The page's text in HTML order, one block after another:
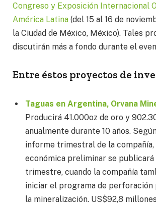
Congreso y Exposición Internacional
América Latina (del 15 al 16 de
la Ciudad de México, México). Tales
discutirán más a fondo durante el
Entre éstos proyectos de
Taguas en Argentina, Orvana
Producirá 41.000oz de oro y
anualmente durante 10 años.
informe trimestral de la compañía,
económica preliminar se
trimestre, cuando la compañía
iniciar el programa de perforación
la mineralización. US$92,8